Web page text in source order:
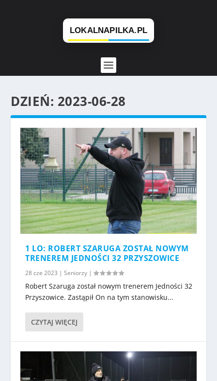
DZIEŃ: 2023-06-28
1 LO: ROBERT SZARUGA ZOSTAŁ NOWYM
TRENEREM JEDNOŚCI 32 PRZYSZOWICE
28 cze 2023 |Seniorzy |
Robert Szaruga został nowym trenerem Jedności 32
Przyszowice. Zastąpił On na tym stanowisku...
CZYTAJ WIĘCEJ